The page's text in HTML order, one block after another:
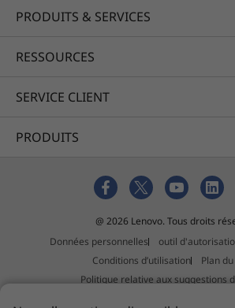
PRODUITS & SERVICES
RESSOURCES
SERVICE CLIENT
PRODUITS
@ 2026 Lenovo. Tous droits
Données personnelles
outil
Conditions d’utilisation
Plan
Politique relative aux suggestions